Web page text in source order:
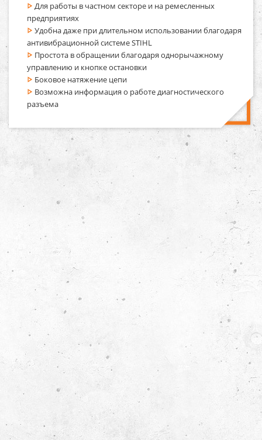
Для работы в частном секторе и на ремесленных
предприятиях
Удобна даже при длительном использовании благодаря
антивибрационной системе STIHL
Простота в обращении благодаря однорычажному
управлению и кнопке остановки
Боковое натяжение цепи
Возможна информация о работе диагностического
разъема